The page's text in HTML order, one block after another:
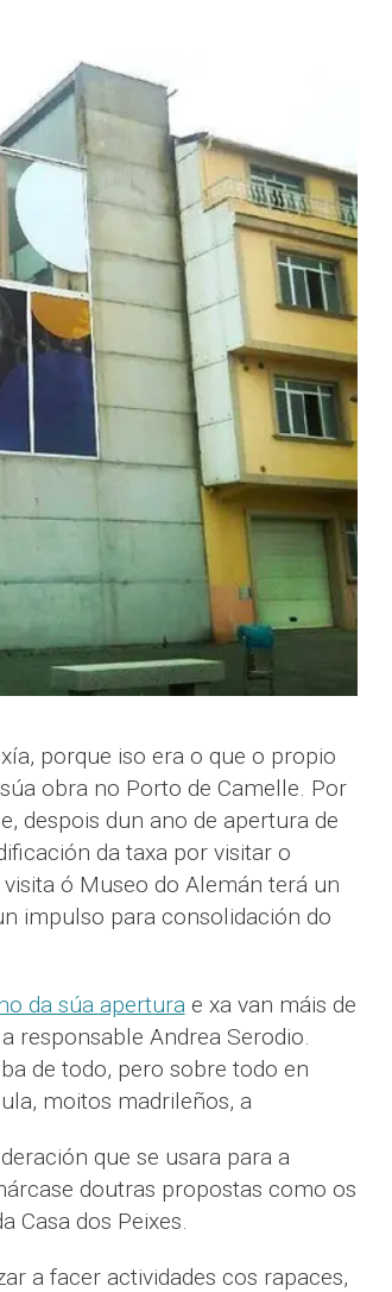
porque iso era o que o propio
obra no Porto de Camelle. Por
despois dun ano de apertura de
da taxa por visitar o
ó Museo do Alemán terá un
impulso para consolidación do
da súa apertura e xa van máis de
responsable Andrea Serodio.
de todo, pero sobre todo en
moitos madrileños, a
que se usara para a
doutras propostas como os
Casa dos Peixes.
a facer actividades cos rapaces,